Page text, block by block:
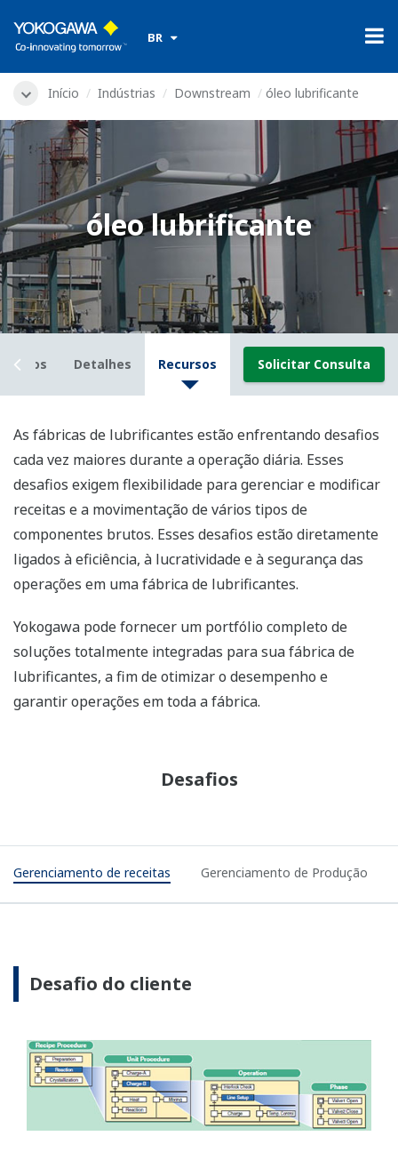
BR
Início Indústrias Downstream óleo lubrificante
óleo lubrificante
Detalhes Recursos Solicitar Consulta
As fábricas de lubrificantes estão enfrentando desafios
cada vez maiores durante a operação diária. Esses
desafios exigem flexibilidade para gerenciar e modificar
receitas e a movimentação de vários tipos de
componentes brutos. Esses desafios estão diretamente
ligados à eficiência, à lucratividade e à segurança das
operações em uma fábrica de lubrificantes.
Yokogawa pode fornecer um portfólio completo de
soluções totalmente integradas para sua fábrica de
lubrificantes, a fim de otimizar o desempenho e
garantir operações em toda a fábrica.
Desafios
Gerenciamento de receitas Gerenciamento de Produção
Desafio do cliente